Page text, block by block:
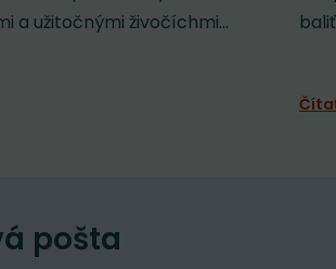
a užitočnými živočíchmi...
pošta